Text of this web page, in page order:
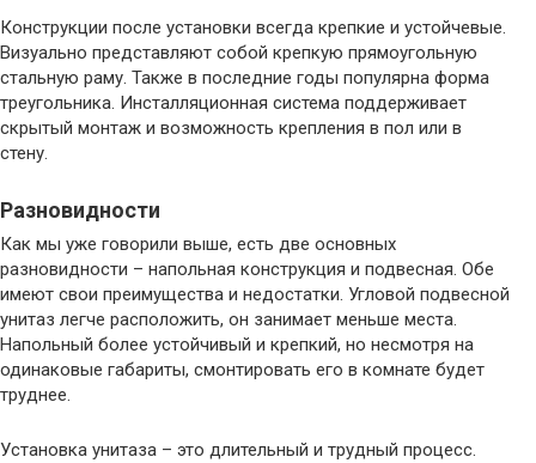
Конструкции после установки всегда крепкие и устойчевые.
Визуально представляют собой крепкую прямоугольную
стальную раму. Также в последние годы популярна форма
треугольника. Инсталляционная система поддерживает
скрытый монтаж и возможность крепления в пол или в
стену.
Разновидности
Как мы уже говорили выше, есть две основных
разновидности – напольная конструкция и подвесная. Обе
имеют свои преимущества и недостатки. Угловой подвесной
унитаз легче расположить, он занимает меньше места.
Напольный более устойчивый и крепкий, но несмотря на
одинаковые габариты, смонтировать его в комнате будет
труднее.
Установка унитаза – это длительный и трудный процесс.